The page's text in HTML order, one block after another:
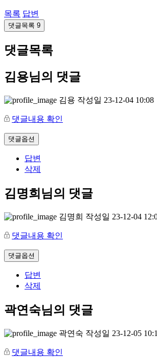
목록 답변
댓글목록 9
댓글목록
김용님의 댓글
김용 작성일 23-12-04 10:08
댓글내용 확인
댓글옵션
답변
삭제
김명희님의 댓글
김명희 작성일 23-12-04
댓글내용 확인
댓글옵션
답변
삭제
곽연숙님의 댓글
곽연숙 작성일 23-12-05
댓글내용 확인